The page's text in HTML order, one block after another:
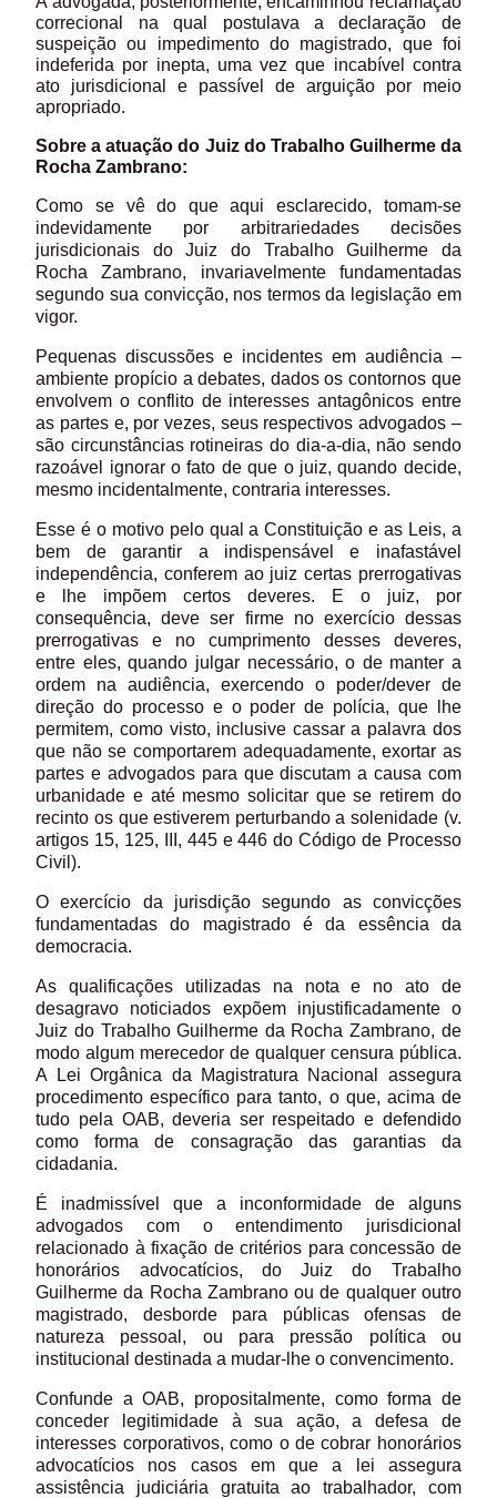
correcional na qual postulava a declaração de
suspeição ou impedimento do magistrado, que foi
indeferida por inepta, uma vez que incabível contra
ato jurisdicional e passível de arguição por meio
apropriado.
Sobre a atuação do Juiz do Trabalho Guilherme da
Rocha Zambrano:
Como se vê do que aqui esclarecido, tomam-se
indevidamente por arbitrariedades decisões
jurisdicionais do Juiz do Trabalho Guilherme da
Rocha Zambrano, invariavelmente fundamentadas
segundo sua convicção, nos termos da legislação em
vigor.
Pequenas discussões e incidentes em audiência –
ambiente propício a debates, dados os contornos que
envolvem o conflito de interesses antagônicos entre
as partes e, por vezes, seus respectivos advogados –
são circunstâncias rotineiras do dia-a-dia, não sendo
razoável ignorar o fato de que o juiz, quando decide,
mesmo incidentalmente, contraria interesses.
Esse é o motivo pelo qual a Constituição e as Leis, a
bem de garantir a indispensável e inafastável
independência, conferem ao juiz certas prerrogativas
e lhe impõem certos deveres. E o juiz, por
consequência, deve ser firme no exercício dessas
prerrogativas e no cumprimento desses deveres,
entre eles, quando julgar necessário, o de manter a
ordem na audiência, exercendo o poder/dever de
direção do processo e o poder de polícia, que lhe
permitem, como visto, inclusive cassar a palavra dos
que não se comportarem adequadamente, exortar as
partes e advogados para que discutam a causa com
urbanidade e até mesmo solicitar que se retirem do
recinto os que estiverem perturbando a solenidade (v.
artigos 15, 125, III, 445 e 446 do Código de Processo
Civil).
O exercício da jurisdição segundo as convicções
fundamentadas do magistrado é da essência da
democracia.
As qualificações utilizadas na nota e no ato de
desagravo noticiados expõem injustificadamente o
Juiz do Trabalho Guilherme da Rocha Zambrano, de
modo algum merecedor de qualquer censura pública.
A Lei Orgânica da Magistratura Nacional assegura
procedimento específico para tanto, o que, acima de
tudo pela OAB, deveria ser respeitado e defendido
como forma de consagração das garantias da
cidadania.
É inadmissível que a inconformidade de alguns
advogados com o entendimento jurisdicional
relacionado à fixação de critérios para concessão de
honorários advocatícios, do Juiz do Trabalho
Guilherme da Rocha Zambrano ou de qualquer outro
magistrado, desborde para públicas ofensas de
natureza pessoal, ou para pressão política ou
institucional destinada a mudar-lhe o convencimento.
Confunde a OAB, propositalmente, como forma de
conceder legitimidade à sua ação, a defesa de
interesses corporativos, como o de cobrar honorários
advocatícios nos casos em que a lei assegura
assistência judiciária gratuita ao trabalhador, com